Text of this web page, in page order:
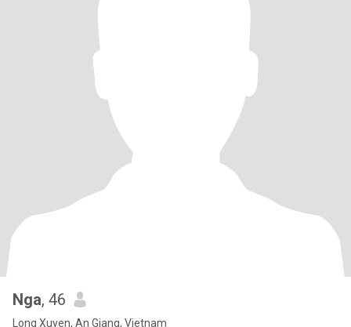
Nga, 46
Long Xuyen, An Giang, Vietnam